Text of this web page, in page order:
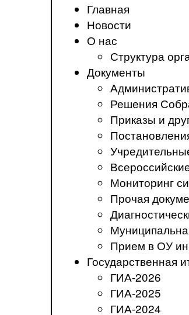
Главная
Новости
О нас
Структура
Документы
Решения
Приказы и
Мониторинг
Прочая
Прием в ОУ
Государственная
ГИА-2026
ГИА-2025
ГИА-2024